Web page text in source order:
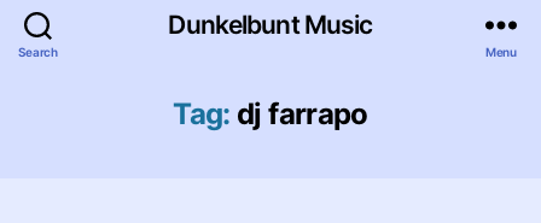
Search
Dunkelbunt Music
Menu
Tag: dj farrapo